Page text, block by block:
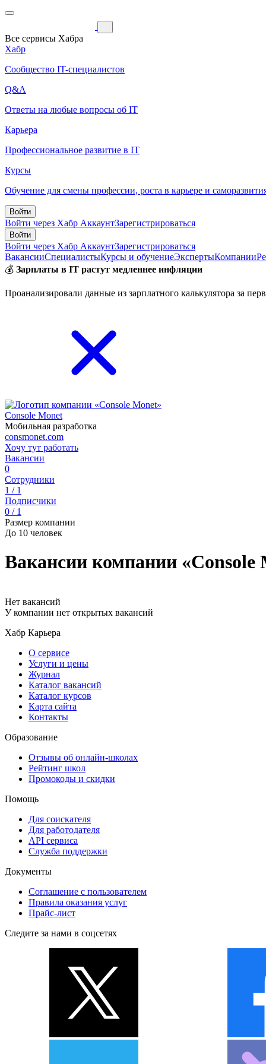
Все сервисы Хабра
Хабр
Сообщество IT-специалистов
Q&A
Ответы на любые вопросы об IT
Карьера
Профессиональное развитие в IT
Курсы
Обучение для смены профессии, роста в карьере и
Войти
Войти через Хабр АккаунтЗарегистрироваться
Войти
Войти через Хабр АккаунтЗарегистрироваться
ВакансииСпециалистыКурсы и обучениеЭкспертыКомпании
💰 Зарплаты в IT растут медленнее инфляции
Проанализировали данные из зарплатного калькулятора за
Console Monet
Мобильная разработка
consmonet.com
Хочу тут работать
Вакансии
0
Сотрудники
1 / 1
Подписчики
0 / 1
Размер компании
До 10 человек
Вакансии компании «Console
Нет вакансий
У компании нет открытых вакансий
Хабр Карьера
О сервисе
Услуги и цены
Журнал
Каталог вакансий
Каталог курсов
Карта сайта
Контакты
Образование
Отзывы об онлайн-школах
Рейтинг школ
Промокоды и скидки
Помощь
Для соискателя
Для работодателя
API сервиса
Служба поддержки
Документы
Соглашение с пользователем
Правила оказания услуг
Прайс-лист
Следите за нами в соцсетях